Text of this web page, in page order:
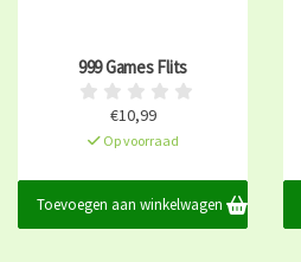
999 Games Flits
€10,99
Op voorraad
Toevoegen aan winkelwagen